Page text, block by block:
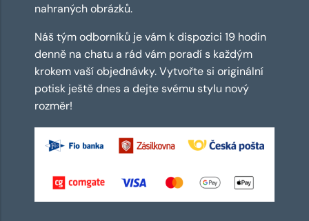
nahraných obrázků.
Náš tým odborníků je vám k dispozici 19 hodin
denně na chatu a rád vám poradí s každým
krokem vaší objednávky. Vytvořte si originální
potisk ještě dnes a dejte svému stylu nový
rozměr!